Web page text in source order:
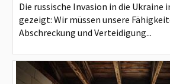
Die russische Invasion in die Ukraine
gezeigt: Wir müssen unsere
Abschreckung und Verteidigung...